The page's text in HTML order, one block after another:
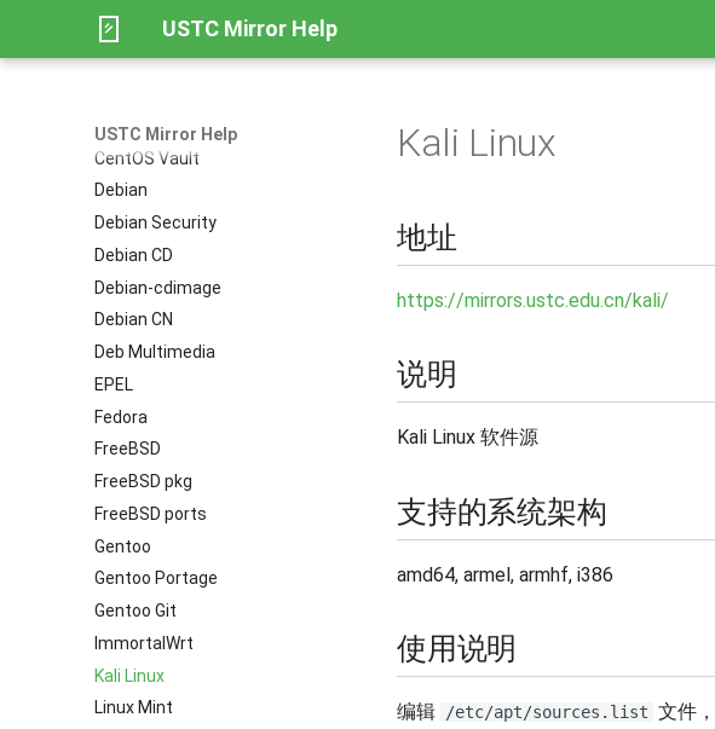
USTC Mirror Help
USTC Mirror Help
Black Arch
CachyOS
CentOS Stream
CentOS Vault
Debian
Debian Security
Debian CD
Debian-cdimage
Debian CN
Deb Multimedia
EPEL
Fedora
FreeBSD
FreeBSD pkg
FreeBSD ports
Gentoo
Gentoo Portage
Gentoo Git
ImmortalWrt
Kali Linux
Linux Mint
Kali Linux
地址
https://mirrors.ustc.edu.cn/kali/
说明
Kali Linux 软件源
支持的系统架构
amd64, armel, armhf, i386
使用说明
编辑 /etc/apt/sources.list 文件